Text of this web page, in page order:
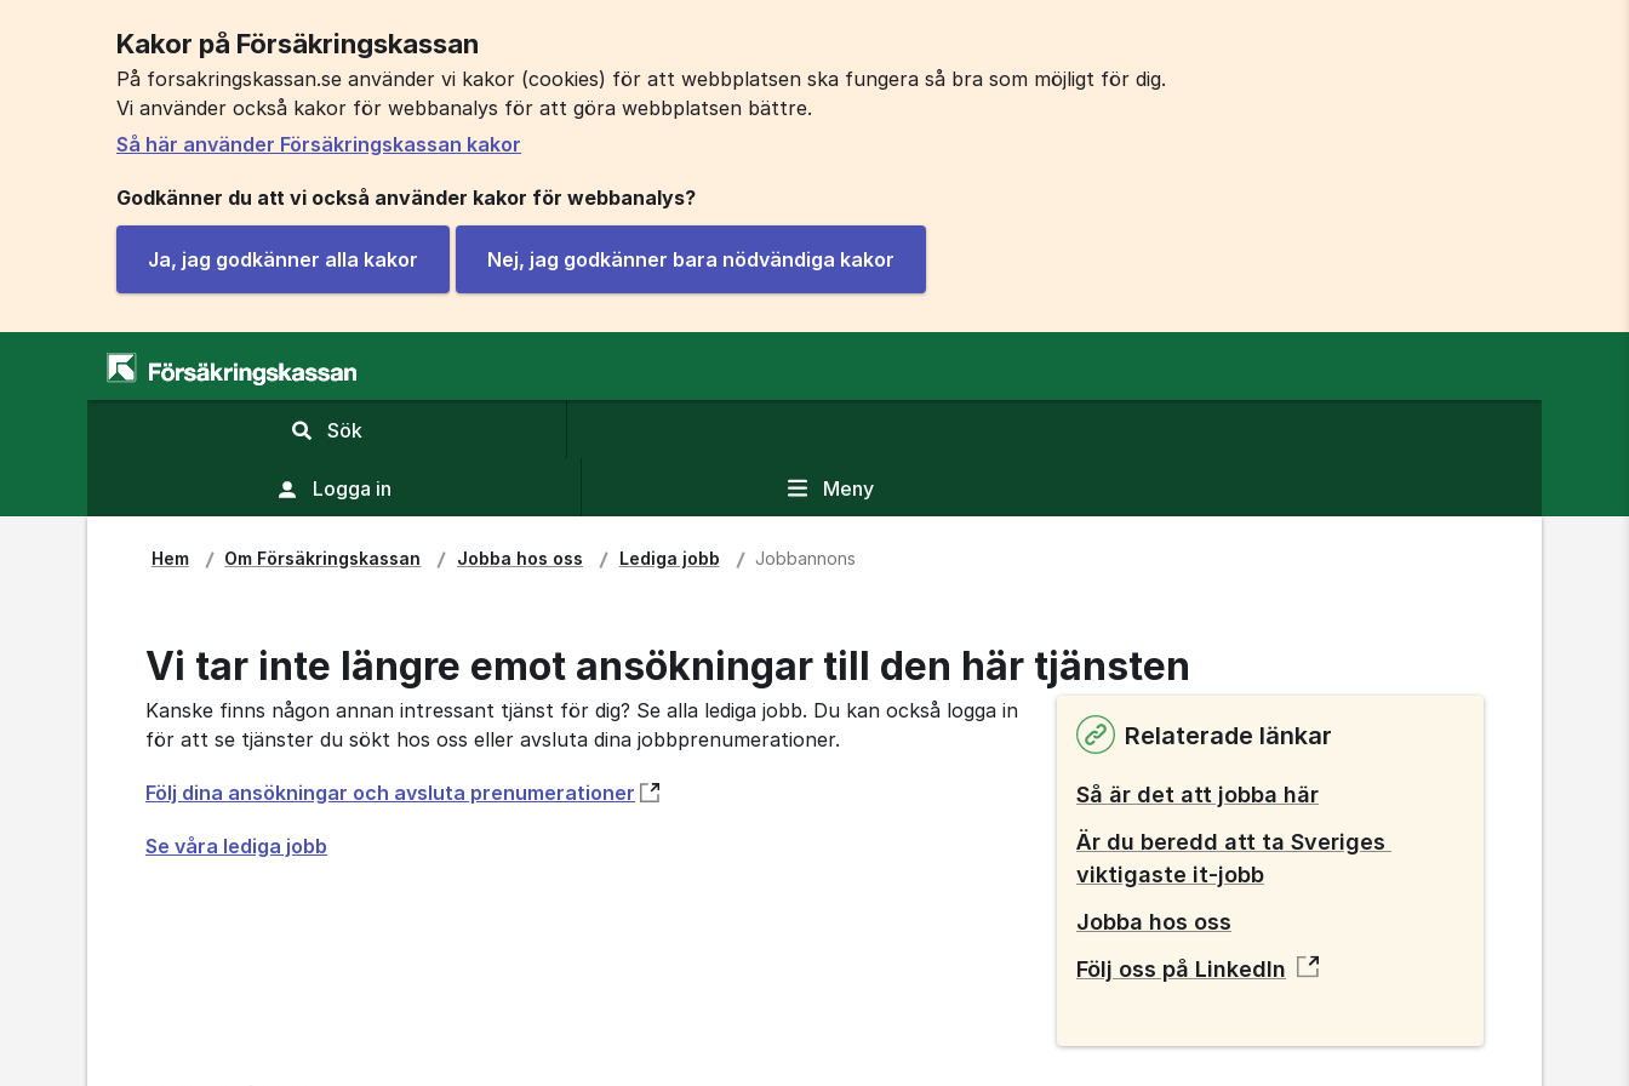
Kakor på Försäkringskassan
På forsakringskassan.se använder vi kakor (cookies) för att webbplatsen ska fungera så bra som möjligt för dig.
Vi använder också kakor för webbanalys för att göra webbplatsen bättre.
Så här använder Försäkringskassan kakor
Godkänner du att vi också använder kakor för webbanalys?
Ja, jag godkänner alla kakor Nej, jag godkänner bara nödvändiga kakor
Sök,
sökfält
Logga in Meny
Hem Om Försäkringskassan Jobba hos oss Lediga jobb Jobbannons
Vi tar inte längre emot ansökningar till den här tjänsten
Kanske finns någon annan intressant tjänst för dig? Se alla lediga jobb. Du kan också logga in
för att se tjänster du sökt hos oss eller avsluta dina jobbprenumerationer.
Följ dina ansökningar och avsluta prenumerationer
Öppnas
nytt
Se våra lediga jobb
Relaterade länkar
Så är det att jobba här
Är du beredd att ta Sveriges
viktigaste it-jobb
Jobba hos oss
Följ oss på LinkedIn